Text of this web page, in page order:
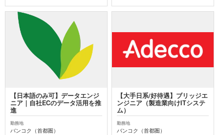
【日本語のみ可】データエンジ
ニア｜自社ECのデータ活用を推
進
勤務地
バンコク（首都圏）
【大手日系/好待遇】ブリッジエ
ンジニア（製造業向けITシステ
ム）
勤務地
バンコク（首都圏）